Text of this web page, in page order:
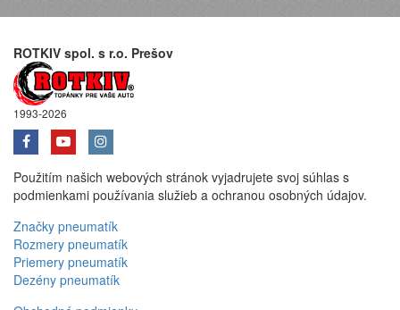
ROTKIV spol. s r.o. Prešov
1993-2026
Použitím našich webových stránok vyjadrujete svoj súhlas s
podmienkami používania služieb a ochranou osobných údajov.
Značky pneumatík
Rozmery pneumatík
Priemery pneumatík
Dezény pneumatík